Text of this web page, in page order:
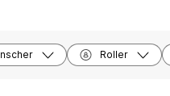
Roller